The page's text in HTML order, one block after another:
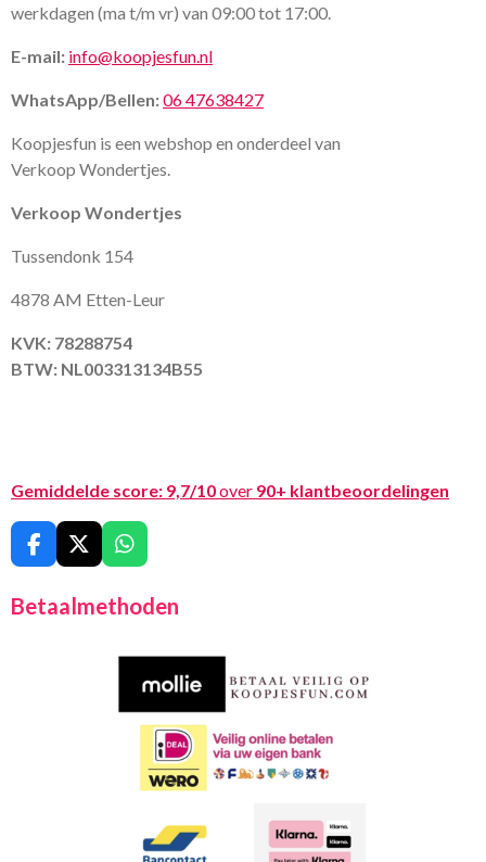
werkdagen (ma t/m vr) van 09:00 tot 17:00.
E-mail: info@koopjesfun.nl
WhatsApp/Bellen:06 47638427
Koopjesfun is een webshop en onderdeel van
Verkoop Wondertjes.
Verkoop Wondertjes
Tussendonk 154
4878 AM Etten-Leur
KVK: 78288754
BTW: NL003313134B55
Gemiddelde score: 9,7/10over 90+ klantbeoordelingen
F
a
c
e
X
W
h
t
A
Betaalmethoden